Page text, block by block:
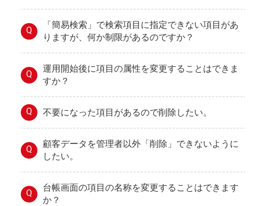
Q
「簡易検索」で検索項目に指定できない項目があ
りますが、何か制限があるのですか？
Q
運用開始後に項目の属性を変更することはできま
すか？
Q 不要になった項目があるので削除したい。
Q
顧客データを管理者以外「削除」できないように
したい。
Q
台帳画面の項目の名称を変更することはできます
か？